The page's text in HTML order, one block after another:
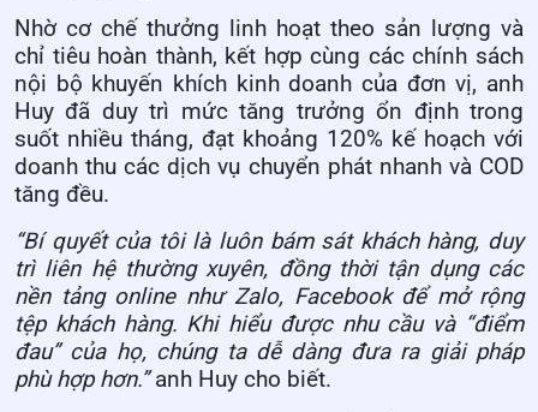
Nhờ cơ chế thưởng linh hoạt theo sản lượng và
chỉ tiêu hoàn thành, kết hợp cùng các chính sách
nội bộ khuyến khích kinh doanh của đơn vị, anh
Huy đã duy trì mức tăng trưởng ổn định trong
suốt nhiều tháng, đạt khoảng 120% kế hoạch với
doanh thu các dịch vụ chuyển phát nhanh và COD
tăng đều.
“Bí quyết của tôi là luôn bám sát khách hàng, duy
trì liên hệ thường xuyên, đồng thời tận dụng các
nền tảng online như Zalo, Facebook để mở rộng
tệp khách hàng. Khi hiểu được nhu cầu và “điểm
đau” của họ, chúng ta dễ dàng đưa ra giải pháp
phù hợp hơn.”anh Huy cho biết.